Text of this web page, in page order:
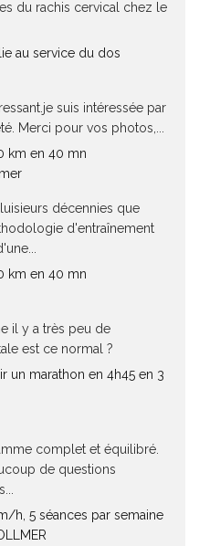
du rachis cervical chez le
au service du dos
suis intéressée par
Merci pour vos photos,...
km en 40 mn
décennies que
d'entraînement
km en 40 mn
il y a très peu de
est ce normal ?
un marathon en 4h45 en 3
complet et équilibré.
de questions
h, 5 séances par semaine